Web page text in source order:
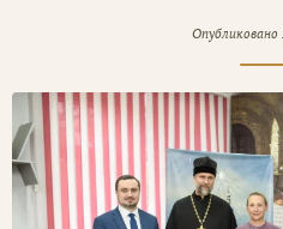
Опубликовано